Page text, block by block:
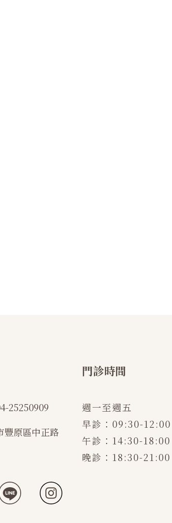
25250909
豐原區中正路
門診時間
週一至週五
早診：09:30-12:00
午診：14:30-18:00
晚診：18:30-21:00